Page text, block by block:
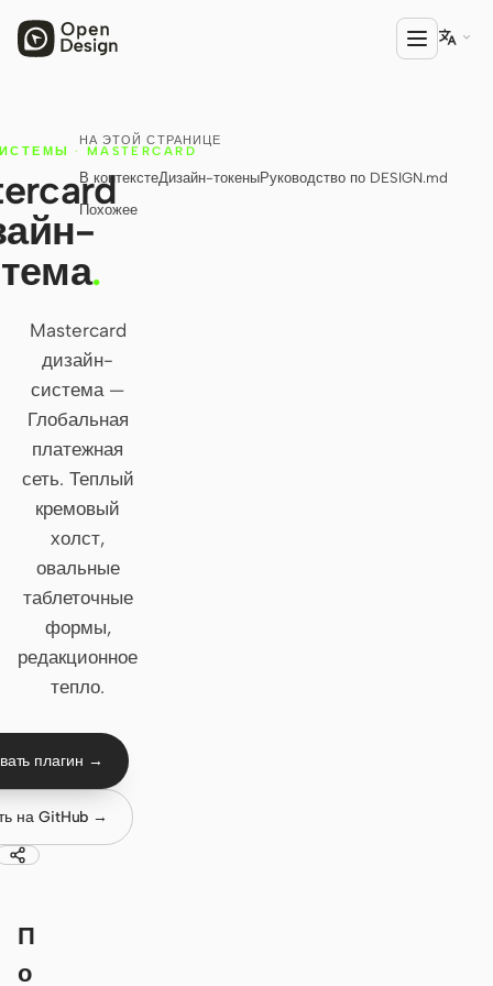
ПРОДУКТ
Open Design
HTML Anything
HTML Video
Codex Slides
Open Design Plugin
Codex
Cursor Agent
Claude Code
OpenCode
Gemini CLI
GitHub Copilot CLI
Grok Build
Kimi CLI

НА ЭТОЙ СТРАНИЦЕ
В контекстеДизайн-токеныРуководство по DESIGN.md
Похожее
· MASTERCARD
.
Mastercard
дизайн-
система —
Глобальная
платежная
сеть. Теплый
кремовый
холст,
овальные
таблеточные
формы,
редакционное
тепло.
плагин →
на GitHub →
П
о